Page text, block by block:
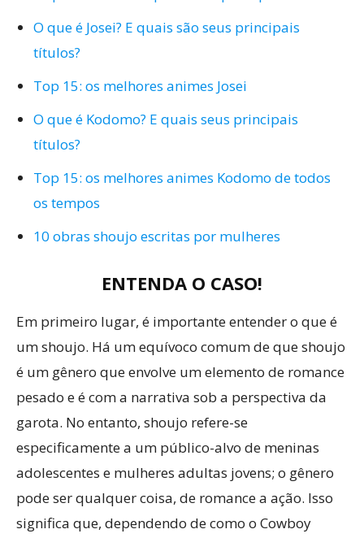
O que é Josei? E quais são seus principais
títulos?
Top 15: os melhores animes Josei
O que é Kodomo? E quais seus principais
títulos?
Top 15: os melhores animes Kodomo de todos
os tempos
10 obras shoujo escritas por mulheres
ENTENDA O CASO!
Em primeiro lugar, é importante entender o que é
um shoujo. Há um equívoco comum de que shoujo
é um gênero que envolve um elemento de romance
pesado e é com a narrativa sob a perspectiva da
garota. No entanto, shoujo refere-se
especificamente a um público-alvo de meninas
adolescentes e mulheres adultas jovens; o gênero
pode ser qualquer coisa, de romance a ação. Isso
significa que, dependendo de como o Cowboy